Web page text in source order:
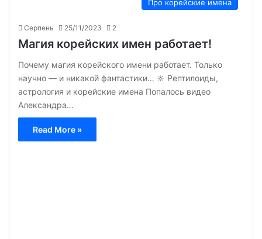
Про корейские имена
Серпень 25/11/2023 2
Магия корейских имен работает!
Почему магия корейского имени работает. Только
научно — и никакой фантастики… 🔆 Рептилоиды,
астрология и корейские имена Попалось видео
Александра…
Read More »